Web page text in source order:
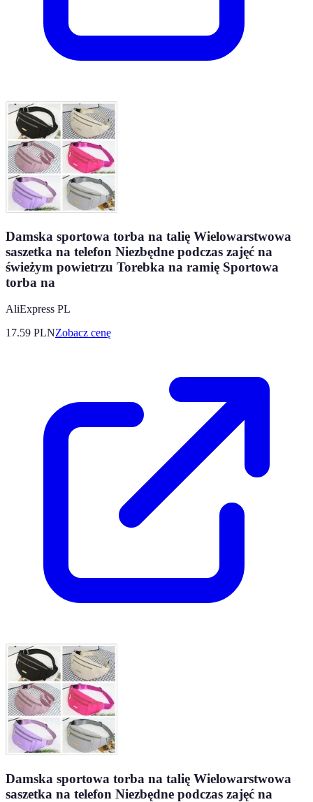
Damska sportowa torba na talię Wielowarstwowa
saszetka na telefon Niezbędne podczas zajęć na
świeżym powietrzu Torebka na ramię Sportowa
torba na
AliExpress PL
17.59 PLNZobacz cenę
Damska sportowa torba na talię Wielowarstwowa
saszetka na telefon Niezbędne podczas zajęć na